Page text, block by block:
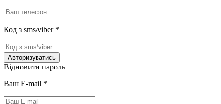
Код з sms/viber *
Авторизуватись
Відновити пароль
Ваш E-mail *